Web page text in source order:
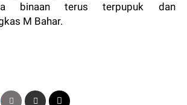
binaan terus terpupuk dan
M Bahar.